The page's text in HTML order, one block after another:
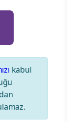
kabul